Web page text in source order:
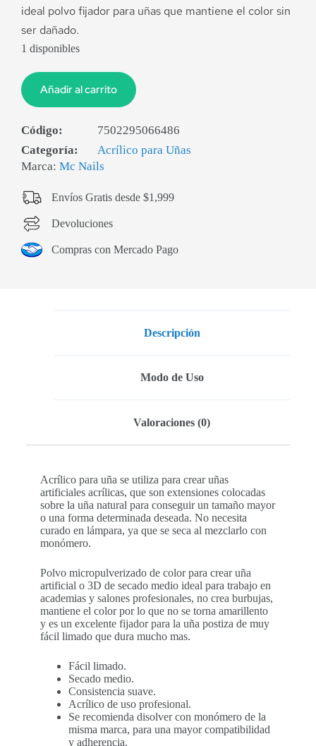
ideal polvo fijador para uñas que mantiene el color sin
ser dañado.
1 disponibles
Añadir al carrito
Código:
7502295066486
Categoría:
Acrílico para Uñas
Marca: Mc Nails
Envíos Gratis desde $1,999
Devoluciones
Compras con Mercado Pago
Descripción
Modo de Uso
Valoraciones (0)
Acrílico para uña se utiliza para crear uñas
artificiales acrílicas, que son extensiones colocadas
sobre la uña natural para conseguir un tamaño mayor
o una forma determinada deseada. No necesita
curado en lámpara, ya que se seca al mezclarlo con
monómero.
Polvo micropulverizado de color para crear uña
artificial o 3D de secado medio ideal para trabajo en
academias y salones profesionales, no crea burbujas,
mantiene el color por lo que no se torna amarillento
y es un excelente fijador para la uña postiza de muy
fácil limado que dura mucho mas.
Fácil limado.
Secado medio.
Consistencia suave.
Acrílico de uso profesional.
Se recomienda disolver con monómero de la
misma marca, para una mayor compatibilidad
y adherencia.